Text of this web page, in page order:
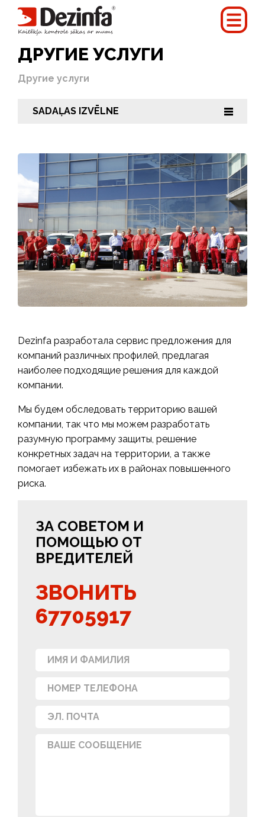
ДРУГИЕ УСЛУГИ
Другие услуги
SADAĻAS IZVĒLNE |||
Dezinfa разработала сервис предложения для
компаний различных профилей, предлагая
наиболее подходящие решения для каждой
компании.
Мы будем обследовать территорию вашей
компании, так что мы можем разработать
разумную программу защиты, решение
конкретных задач на территории, а также
помогает избежать их в районах повышенного
риска.
ЗА СОВЕТОМ И
ПОМОЩЬЮ ОТ
ВРЕДИТЕЛЕЙ
ЗВОНИТЬ
67705917